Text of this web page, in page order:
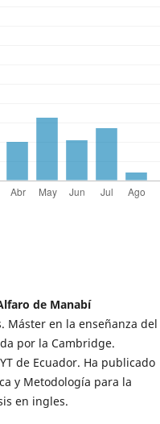
de Manabí
Máster en la enseñanza del
por la Cambridge.
de Ecuador. Ha publicado
y Metodología para la
en ingles.